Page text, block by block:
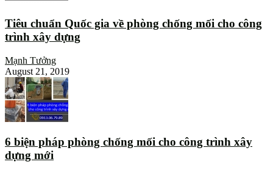
Tiêu chuẩn Quốc gia về phòng chống mối cho công
trình xây dựng
Mạnh Tưởng
August 21, 2019
6 biện pháp phòng chống mối cho công trình xây
dựng mới